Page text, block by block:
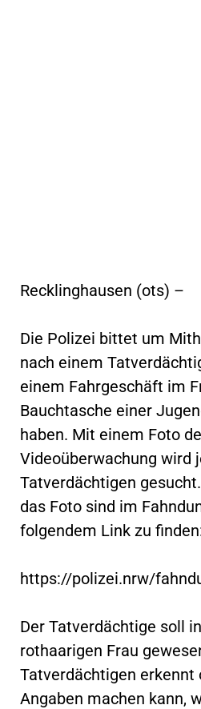
Recklinghausen (ots) –
Die Polizei bittet um
nach einem
einem Fahrgeschäft im
Bauchtasche einer
haben. Mit einem Foto
Videoüberwachung wird
Tatverdächtigen
das Foto sind im
folgendem Link zu
https://polizei.nrw/
Der Tatverdächtige soll
rothaarigen Frau
Tatverdächtigen erkennt
Angaben machen kann,